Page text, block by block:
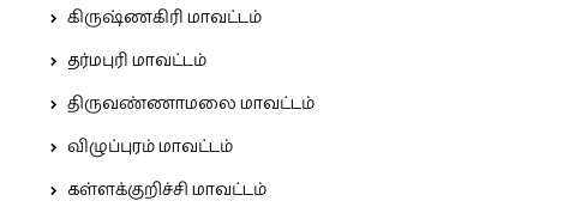
கிருஷ்ணகிரி மாவட்டம்
தர்மபுரி மாவட்டம்
திருவண்ணாமலை மாவட்டம்
விழுப்புரம் மாவட்டம்
கள்ளக்குறிச்சி மாவட்டம்